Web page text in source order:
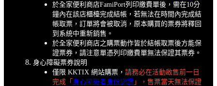
於全家便利商店FamiPort列印繳費單後，需在10分
鐘內在該店櫃檯完成結帳，若無法在時間內完成結
帳取票，訂單將會被取消，原本購買的票券將釋回
到系統中重新銷售。
於全家便利商店之購票動作皆於結帳取票後方能保
證票券，請注意單憑列印繳費單無法保證其票券。
身心障礙票券說明
僅限 KKTIX 網站購票， 請務必在活動啟售前一日
完成「 身心障礙者身份認證 」，售票當天無法保證